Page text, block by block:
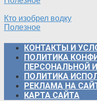
Кто изобрел водку
Полезное
КОНТАКТЫ И
ПОЛИТИКА
ПЕРСОНАЛЬНОЙ
ПОЛИТИКА
РЕКЛАМА НА
КАРТА САЙТА